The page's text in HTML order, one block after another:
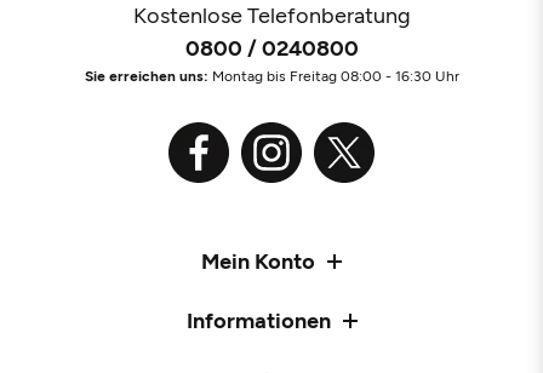
Kostenlose Telefonberatung
0800 / 0240800
Sie erreichen uns: Montag bis Freitag 08:00 - 16:30 Uhr
Mein Konto
Informationen